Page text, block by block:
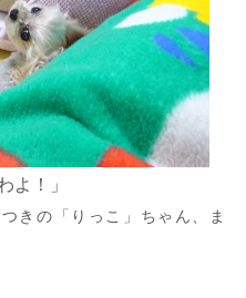
よ！」
きの「りっこ」ちゃん、ま